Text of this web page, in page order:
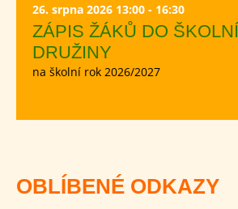
26. srpna 2026 13:00 - 16:30
ZÁPIS ŽÁKŮ DO ŠKOLNÍ
DRUŽINY
na školní rok 2026/2027
OBLÍBENÉ ODKAZY